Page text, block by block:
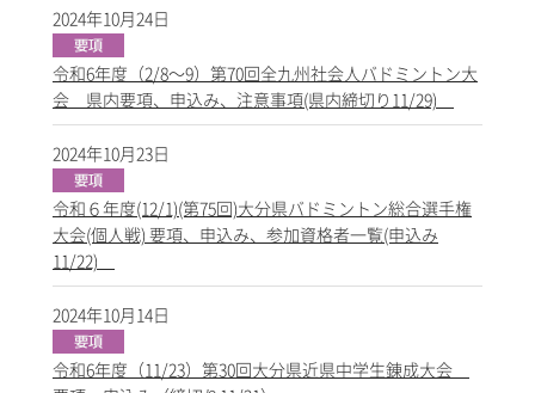
2024年10月24日
令和6年度（2/8～9）第70回全九州社会人バドミントン大
会 県内要項、申込み、注意事項(県内締切り11/29)
2024年10月23日
令和６年度(12/1)(第75回)大分県バドミントン総合選手権
大会(個人戦) 要項、申込み、参加資格者一覧(申込み
11/22)
2024年10月14日
令和6年度（11/23）第30回大分県近県中学生錬成大会